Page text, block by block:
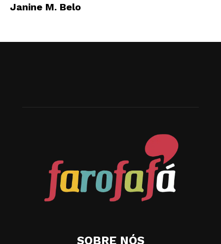
Janine M. Belo
SOBRE NÓS